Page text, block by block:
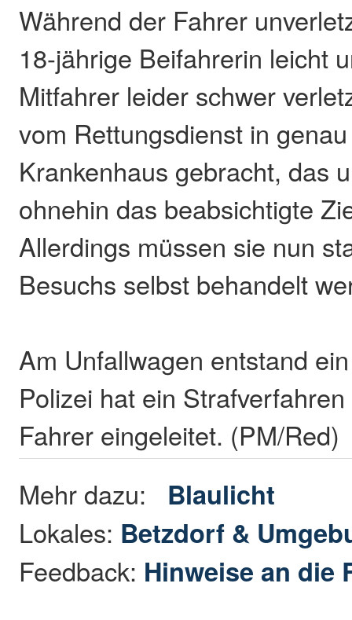
Während der Fahrer
18-jährige Beifahrerin leicht
Mitfahrer leider schwer
vom Rettungsdienst in
Krankenhaus gebracht, das
ohnehin das beabsichtigte
Allerdings müssen sie nun
Besuchs selbst behandelt
Am Unfallwagen entstand
Polizei hat ein
Fahrer eingeleitet. (PM/Red)
Mehr dazu: Blaulicht
Lokales: Betzdorf &
Feedback: Hinweise an die